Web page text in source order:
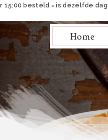
15:00 besteld = is dezelfde dag
Home